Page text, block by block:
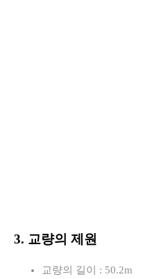
3. 교량의 제원
교량의 길이 : 50.2m